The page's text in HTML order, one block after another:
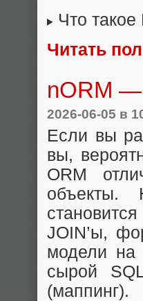
Что такое
Читать
nORM —
2026-06-05 в
Если вы
вы,
ORM
объекты.
JOIN’ы,
модели на
сырой
(маппинг).